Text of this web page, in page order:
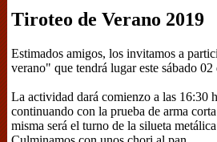
Tiroteo de Verano 2019
Estimados amigos, los invitamos a
verano" que tendrá lugar este sábado 02
La actividad dará comienzo a las 16:30
continuando con la prueba de arma
misma será el turno de la silueta